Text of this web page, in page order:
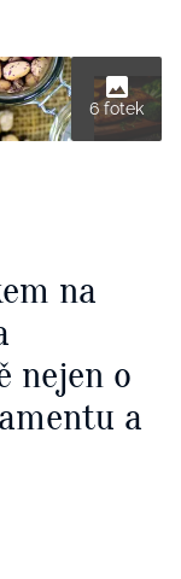
6 fotek
na
nejen o
a